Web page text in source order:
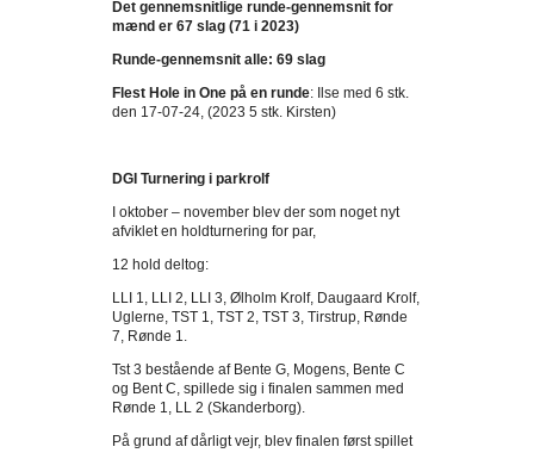
Det gennemsnitlige runde-gennemsnit for
mænd er 67 slag (71 i 2023)
Runde-gennemsnit alle: 69 slag
Flest Hole in One på en runde: Ilse med 6 stk.
den 17-07-24, (2023 5 stk. Kirsten)
DGI Turnering i parkrolf
I oktober – november blev der som noget nyt
afviklet en holdturnering for par,
12 hold deltog:
LLI 1, LLI 2, LLI 3, Ølholm Krolf, Daugaard Krolf,
Uglerne, TST 1, TST 2, TST 3, Tirstrup, Rønde
7, Rønde 1.
Tst 3 bestående af Bente G, Mogens, Bente C
og Bent C, spillede sig i finalen sammen med
Rønde 1, LL 2 (Skanderborg).
På grund af dårligt vejr, blev finalen først spillet